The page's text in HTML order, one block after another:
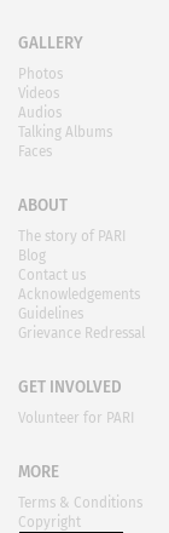
GALLERY
Photos
Videos
Audios
Talking Albums
Faces
ABOUT
The story of PARI
Blog
Contact us
Acknowledgements
Guidelines
Grievance Redressal
GET INVOLVED
Volunteer for PARI
MORE
Terms & Conditions
Copyright